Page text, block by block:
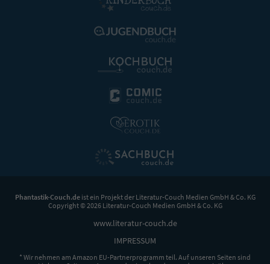
Phantastik-Couch.deist ein Projekt der Literatur-Couch Medien GmbH & Co. KG
Copyright © 2026 Literatur-Couch Medien GmbH & Co. KG
www.literatur-couch.de
IMPRESSUM
* Wir nehmen am Amazon EU-Partnerprogramm teil. Auf unseren Seiten sind